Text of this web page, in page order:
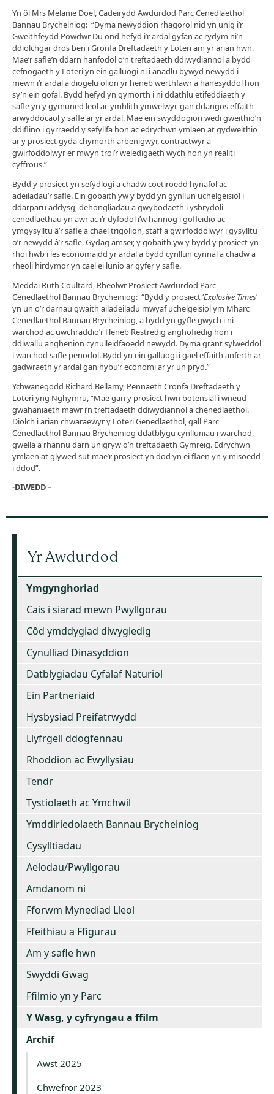
Yn ôl Mrs Melanie Doel, Cadeirydd Awdurdod Parc Cenedlaethol
Bannau Brycheiniog: “Dyma newyddion rhagorol nid yn unig i’r
Gweithfeydd Powdwr Du ond hefyd i’r ardal gyfan ac rydym ni’n
ddiolchgar dros ben i Gronfa Dreftadaeth y Loteri am yr arian hwn.
Mae’r safle’n ddarn hanfodol o’n treftadaeth ddiwydiannol a bydd
cefnogaeth y Loteri yn ein galluogi ni i anadlu bywyd newydd i
mewn i’r ardal a diogelu olion yr heneb werthfawr a hanesyddol hon
sy’n ein gofal. Bydd hefyd yn gymorth i ni ddathlu etifeddiaeth y
safle yn y gymuned leol ac ymhlith ymwelwyr, gan ddangos effaith
arwyddocaol y safle ar yr ardal. Mae ein swyddogion wedi gweithio’n
ddiflino i gyrraedd y sefyllfa hon ac edrychwn ymlaen at gydweithio
ar y prosiect gyda chymorth arbenigwyr, contractwyr a
gwirfoddolwyr er mwyn troi’r weledigaeth wych hon yn realiti
cyffrous.”
Bydd y prosiect yn sefydlogi a chadw coetiroedd hynafol ac
adeiladau’r safle. Ein gobaith yw y bydd yn gynllun uchelgeisiol i
ddarparu addysg, dehongliadau a gwybodaeth i ysbrydoli
cenedlaethau yn awr ac i’r dyfodol i’w hannog i gofleidio ac
ymgysylltu â’r safle a chael trigolion, staff a gwirfoddolwyr i gysylltu
o’r newydd â’r safle. Gydag amser, y gobaith yw y bydd y prosiect yn
rhoi hwb i les economaidd yr ardal a bydd cynllun cynnal a chadw a
rheoli hirdymor yn cael ei lunio ar gyfer y safle.
Meddai Ruth Coultard, Rheolwr Prosiect Awdurdod Parc
Cenedlaethol Bannau Brycheiniog: “Bydd y prosiect ‘Explosive Times’
yn un o’r darnau gwaith ailadeiladu mwyaf uchelgeisiol ym Mharc
Cenedlaethol Bannau Brycheiniog, a bydd yn gyfle gwych i ni
warchod ac uwchraddio’r Heneb Restredig anghofiedig hon i
ddiwallu anghenion cynulleidfaoedd newydd. Dyma grant sylweddol
i warchod safle penodol. Bydd yn ein galluogi i gael effaith anferth ar
gadwraeth yr ardal gan hybu’r economi ar yr un pryd.”
Ychwanegodd Richard Bellamy, Pennaeth Cronfa Dreftadaeth y
Loteri yng Nghymru, “Mae gan y prosiect hwn botensial i wneud
gwahaniaeth mawr i’n treftadaeth ddiwydiannol a chenedlaethol.
Diolch i arian chwaraewyr y Loteri Genedlaethol, gall Parc
Cenedlaethol Bannau Brycheiniog ddatblygu cynlluniau i warchod,
gwella a rhannu darn unigryw o’n treftadaeth Gymreig. Edrychwn
ymlaen at glywed sut mae’r prosiect yn dod yn ei flaen yn y misoedd
i ddod”.
-DIWEDD –
Yr Awdurdod
Ymgynghoriad
Cais i siarad mewn Pwyllgorau
Côd ymddygiad diwygiedig
Cynulliad Dinasyddion
Datblygiadau Cyfalaf Naturiol
Ein Partneriaid
Hysbysiad Preifatrwydd
Llyfrgell ddogfennau
Rhoddion ac Ewyllysiau
Tendr
Tystiolaeth ac Ymchwil
Ymddiriedolaeth Bannau Brycheiniog
Cysylltiadau
Aelodau/Pwyllgorau
Amdanom ni
Fforwm Mynediad Lleol
Ffeithiau a Ffigurau
Am y safle hwn
Swyddi Gwag
Ffilmio yn y Parc
Y Wasg, y cyfryngau a ffilm
Archif
Awst 2025
Chwefror 2023